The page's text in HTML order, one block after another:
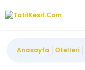
Anasayfa Otelleri